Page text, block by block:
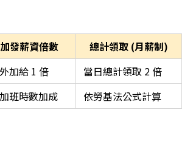
加發薪資倍數
總計領取 (月薪制)
加給 1 倍
當日總計領取 2 倍
班時數加成 依勞基法公式計算